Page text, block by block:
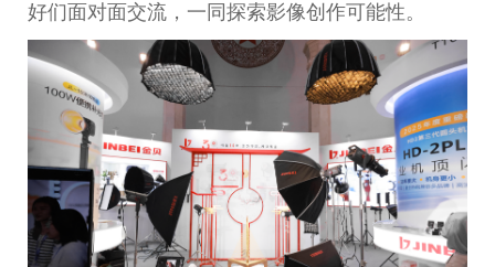
好们面对面交流，一同探索影像创作可能性。